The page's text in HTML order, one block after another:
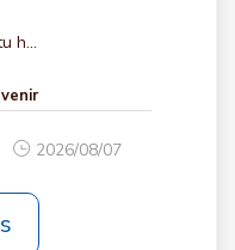
h...
2026/08/07